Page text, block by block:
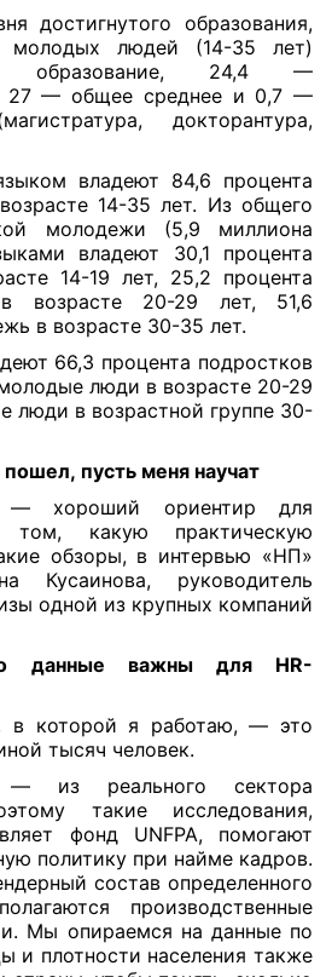
достигнутого образования,
молодых людей (14-35 лет)
образование, 24,4 —
27 — общее среднее и 0,7 —
докторантура,
владеют 84,6 процента
14-35 лет. Из общего
молодежи (5,9 миллиона
владеют 30,1 процента
14-19 лет, 25,2 процента
возрасте 20-29 лет, 51,6
в возрасте 30-35 лет.
66,3 процента подростков
люди в возрасте 20-29
люди в возрастной группе 30-
пошел, пусть меня научат
хороший ориентир для
том, какую практическую
обзоры, в интервью «НП»
Кусаинова, руководитель
одной из крупных компаний
данные важны для HR-
которой я работаю, — это
тысяч человек.
из реального сектора
такие исследования,
фонд UNFPA, помогают
политику при найме кадров.
состав определенного
производственные
Мы опираемся на данные по
и плотности населения также